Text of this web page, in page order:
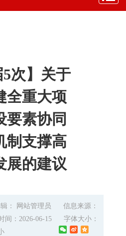
5次】关于
全重大项
要素协同
制支撑高
展的建议
： 网站管理员
信息来源：
间：2026-06-15
字体大小：